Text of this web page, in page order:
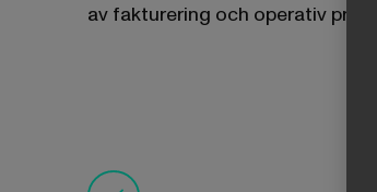
av fakturering och operativ